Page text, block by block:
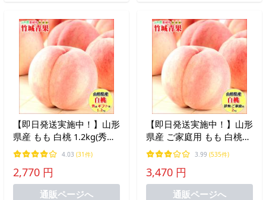
【即日発送実施中！】山形
県産 もも 白桃 1.2kg(秀品/
無袋栽培/3〜6玉/保護キャ
ップ仕様)※日時指定はメ
ールで※
4.03 (31件)
2,770 円
通販ページへ
【即日発送実施中！】山形
県産 ご家庭用 もも 白桃
2kg(無袋栽培/玉数おまか
せ/トレー仕様)※日時指定
はメールで※
3.99 (535件)
3,470 円
通販ページへ